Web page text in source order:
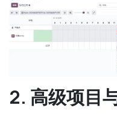
2. 高级项目